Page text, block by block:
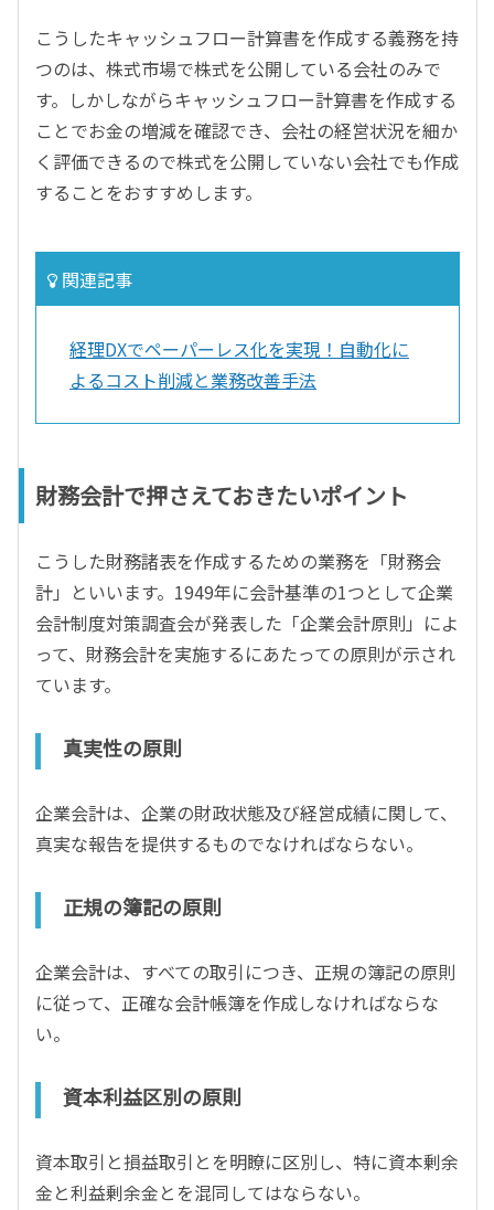
こうしたキャッシュフロー計算書を作成する義務を持
つのは、株式市場で株式を公開している会社のみで
す。しかしながらキャッシュフロー計算書を作成する
ことでお金の増減を確認でき、会社の経営状況を細か
く評価できるので株式を公開していない会社でも作成
することをおすすめします。
関連記事
経理DXでペーパーレス化を実現！自動化に
よるコスト削減と業務改善手法
財務会計で押さえておきたいポイント
こうした財務諸表を作成するための業務を「財務会
計」といいます。1949年に会計基準の1つとして企業
会計制度対策調査会が発表した「企業会計原則」によ
って、財務会計を実施するにあたっての原則が示され
ています。
真実性の原則
企業会計は、企業の財政状態及び経営成績に関して、
真実な報告を提供するものでなければならない。
正規の簿記の原則
企業会計は、すべての取引につき、正規の簿記の原則
に従って、正確な会計帳簿を作成しなければならな
い。
資本利益区別の原則
資本取引と損益取引とを明瞭に区別し、特に資本剰余
金と利益剰余金とを混同してはならない。